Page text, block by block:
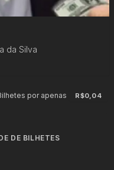
da Silva
por apenas R$0,04
DE BILHETES